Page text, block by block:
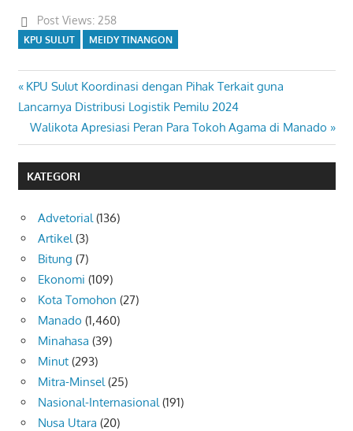
Post Views: 258
KPU SULUT MEIDY TINANGON
Navigasi
pos
Previous
Post:
KPU Sulut Koordinasi dengan Pihak Terkait guna
Lancarnya Distribusi Logistik Pemilu 2024
Next
Post:
Walikota Apresiasi Peran Para Tokoh Agama di Manado
KATEGORI
Advetorial (136)
Artikel (3)
Bitung (7)
Ekonomi (109)
Kota Tomohon (27)
Manado (1,460)
Minahasa (39)
Minut (293)
Mitra-Minsel (25)
Nasional-Internasional (191)
Nusa Utara (20)